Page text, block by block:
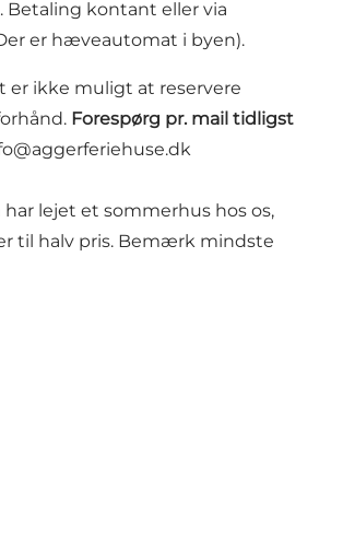
Betaling kontant eller via
er hæveautomat i byen).
er ikke muligt at reservere
Forespørg pr. mail tidligst
lejet et sommerhus hos os,
til halv pris. Bemærk mindste